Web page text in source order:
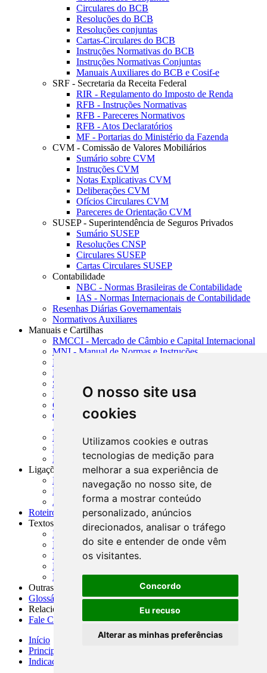
O nosso site usa
cookies
Utilizamos cookies e outras
tecnologias de medição para
melhorar a sua experiência de
navegação no nosso site, de
forma a mostrar conteúdo
personalizado, anúncios
direcionados, analisar o tráfego
do site e entender de onde vêm
os visitantes.
Concordo
Eu recuso
Alterar as minhas preferências
Circulares do BCB
Resoluções do BCB
Resoluções conjuntas
Cartas-Circulares do BCB
Instruções Normativas do BCB
Instruções Normativas Conjuntas
Manuais Auxiliares do BCB e Cosif-e
SRF - Secretaria da Receita Federal
RIR - Regulamento do Imposto de Renda
RFB - Instruções Normativas
RFB - Pareceres Normativos
RFB - Atos Declaratórios
MF - Portarias do Ministério da Fazenda
CVM - Comissão de Valores Mobiliários
Sumário sobre CVM
Instruções CVM
Notas Explicativas CVM
Deliberações CVM
Ofícios Circulares CVM
Pareceres de Orientação CVM
SUSEP - Superintendência de Seguros Privados
Sumário SUSEP
Resoluções CNSP
Circulares SUSEP
Cartas Circulares SUSEP
Contabilidade
NBC - Normas Brasileiras de Contabilidade
IAS - Normas Internacionais de Contabilidade
Resenhas Diárias Governamentais
Normativos Auxiliares
Manuais e Cartilhas
RMCCI - Mercado de Câmbio e Capital Internacional
MNI - Manual de Normas e Instruções
MTVM - Manual de Títulos e Valores Mobiliários
MCR - Manual de Crédito Rural
SISORF - Manual de Organização do SFN
MASUP - Manual de Supervisão Bancária
CADOC - Catálogo de Documentos
CNAE-CONCLA - Classificação Nacional de
Atividades Econômicas
PMF - Cartilhas do BCB
Manuais Auxiliares do BCB e Cosif-e
Resenhas Diárias Governamentais
Ligações Externas
Links Úteis
Presidência da República
Agências Nacionais Reguladoras
Roteiros para Estudos
Textos
Índice de Textos
Editorial
Monografias
Na Imprensa
Fórum de Discussão
Outras ferramentas
Glossário
Relacionamento
Fale Conosco
Início
Principais notícias
Indicadores